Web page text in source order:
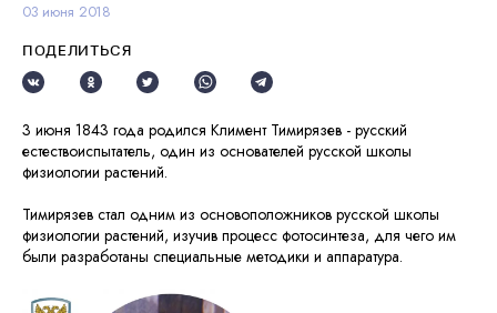
03 июня 2018
ПОДЕЛИТЬСЯ
3 июня 1843 года родился Климент Тимирязев - русский
естествоиспытатель, один из основателей русской школы
физиологии растений.
Тимирязев стал одним из основоположников русской школы
физиологии растений, изучив процесс фотосинтеза, для чего им
были разработаны специальные методики и аппаратура.